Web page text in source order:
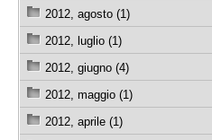
2012, agosto (1)
2012, luglio (1)
2012, giugno (4)
2012, maggio (1)
2012, aprile (1)